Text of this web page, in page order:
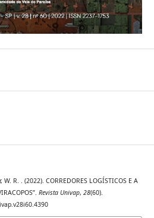
R. . (2022). CORREDORES LOGÍSTICOS E A
Revista Univap, 28(60).